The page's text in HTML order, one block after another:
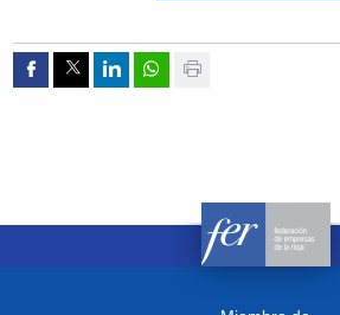
Compartir por Facebook
Compartir por Twitter
Compartir por Linkedin
Compartir por
Imprimir